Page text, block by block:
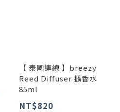
【 泰國連線 】breezy
Reed Diffuser 擴香水
85ml
NT$820